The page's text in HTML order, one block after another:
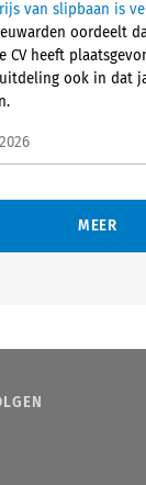
van slipbaan is
oordeelt
CV heeft
ook in dat
MEER